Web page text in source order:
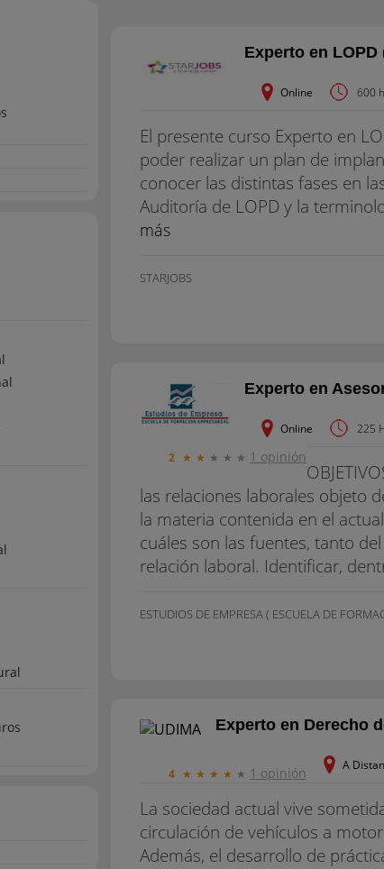
Experto en LOPD
Online 600
El presente curso Experto en
poder realizar un plan de
conocer las distintas fases en
Auditoría de LOPD y la
más
STARJOBS
Experto en
Online
225
2 ★ ★ ★ ★ ★ 1 opinión
las relaciones laborales objeto
la materia contenida en el
cuáles son las fuentes, tanto
relación laboral. Identificar,
ESTUDIOS DE EMPRESA ( ESCUELA DE
Experto en Derecho
A
4 ★ ★ ★ ★ ★ 1 opinión
La sociedad actual vive
circulación de vehículos a
Además, el desarrollo de